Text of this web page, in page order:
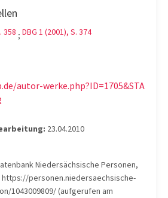
358 ; DBG 1 (2001), S. 374
autor-werke.php?ID=1705&STA
23.04.2010
Niedersächsische Personen,
https://personen.niedersaechsische-
1043009809/ (aufgerufen am